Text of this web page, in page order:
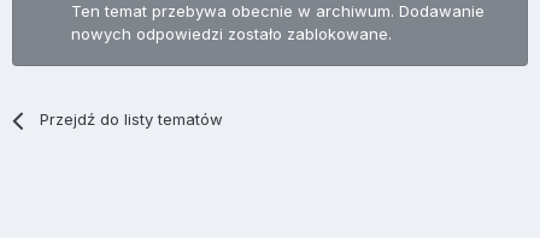
Ten temat przebywa obecnie w archiwum. Dodawanie
nowych odpowiedzi zostało zablokowane.
Przejdź do listy tematów